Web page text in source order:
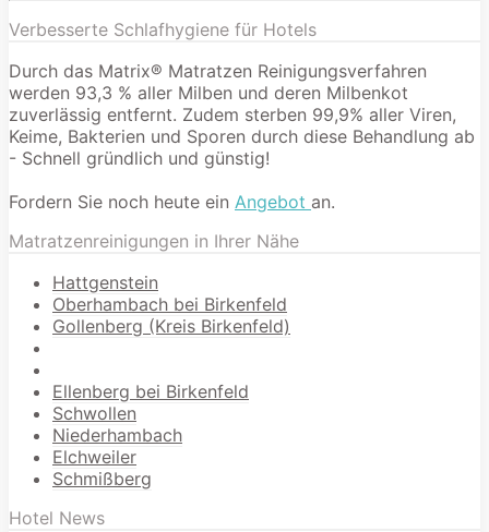
Verbesserte Schlafhygiene für Hotels
Durch das Matrix® Matratzen Reinigungsverfahren
werden 93,3 % aller Milben und deren Milbenkot
zuverlässig entfernt. Zudem sterben 99,9% aller Viren,
Keime, Bakterien und Sporen durch diese Behandlung ab
- Schnell gründlich und günstig!
Fordern Sie noch heute ein Angebot an.
Matratzenreinigungen in Ihrer Nähe
Hattgenstein
Oberhambach bei Birkenfeld
Gollenberg (Kreis Birkenfeld)
Ellenberg bei Birkenfeld
Schwollen
Niederhambach
Elchweiler
Schmißberg
Hotel News